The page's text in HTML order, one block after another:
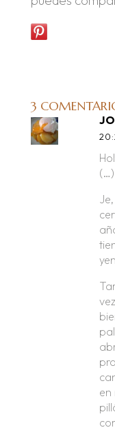
3
(…)
en